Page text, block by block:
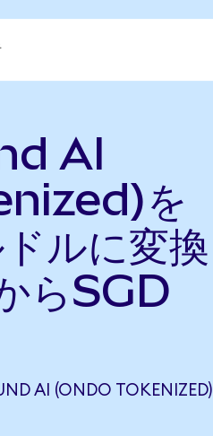
AI
を
ルに変換
らSGD
AI (ONDO TOKENIZED)